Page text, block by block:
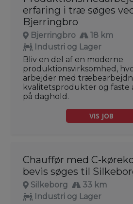
erfaring i træ søges
Bjerringbro
Bjerringbro
18 km
Industri og Lager
Bliv en del af en moderne
produktionsvirksomhed,
arbejder med
kvalitetsprodukter og faste
på daghold.
VIS JOB
Chauffør med C-
bevis søges til
Silkeborg
33 km
Industri og Lager